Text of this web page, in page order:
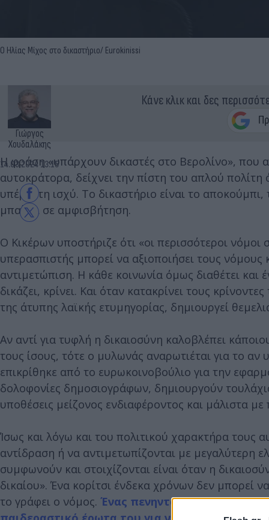
Ο Ηλίας Μίχος στο δικαστήριο/ Eurokinissi
Γιώργος
Χουδαλάκης
14.03.2024 13:15
Κάνε κλικ και δες
Η φράση «υπάρχουν δικαστές στο Βερολίνο», που
αυτοκράτορα, δείχνει την πίστη του απλού
υπέρτατη ισχύ. Το δικαστήριο είναι το
μπαίνει σε αμφισβήτηση.
Ο Κικέρων υποστήριζε ότι «οι περισσότεροι νόμοι
υπερασπιστής μπορεί να αξιοποιήσει τους νόμους
αντιμετώπιση. Η κάθε κοινωνία όμως διαθέτει
δικάζει, κρίνει. Και όταν κατακρίνει τους
της άτυπης λαϊκής ετυμηγορίας, δημιουργεί
Αν αντί για τυφλή η δικαιοσύνη καλοβλέπει
τους ίσους, τότε ο μυλωνάς αναρωτιέται για το
επικρίθηκε από το ευρωκοινοβούλιο για την
δολοφονίες δημοσιογράφων, δημιουργούν
υποθέσεις μείζονος ενδιαφέροντος και μάλιστα με
Ίσως και λόγω και του πολιτικού χαρακτήρα
αντίδραση ή να αντιμετωπίζονται με μεγαλύτερη
συμφωνούν και στοιχίζονται είναι όταν η
δικαίου». Ένα κορίτσι ένδεκα χρόνων δεν μπορεί
το γράφει ο νόμος. Ένας πενηνταπεντάχρονος